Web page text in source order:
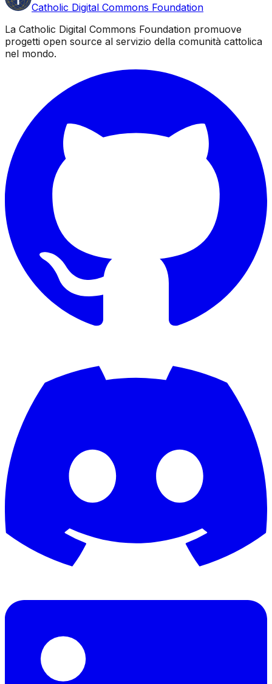
Catholic Digital Commons Foundation
La Catholic Digital Commons Foundation promuove
progetti open source al servizio della comunità cattolica
nel mondo.